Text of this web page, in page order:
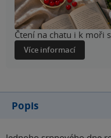
Čtení na chatu i k moři
Více informací
Popis